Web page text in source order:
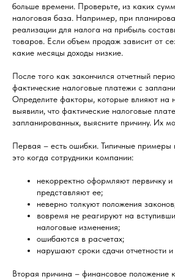
больше времени. Проверьте, из каких
налоговая база. Например, при
реализации для налога на прибыль
товаров. Если объем продаж зависит от
какие месяцы доходы низкие.
После того как закончился отчетный
фактические налоговые платежи с
Определите факторы, которые влияют на
выявили, что фактические налоговые
запланированных, выясните причину. Их
Первая – есть ошибки. Типичные примеры
это когда сотрудники компании:
некорректно оформляют первичку
представляют ее;
неверно толкуют положения
вовремя не реагируют на
налоговые изменения;
ошибаются в расчетах;
нарушают сроки сдачи отчетности
Вторая причина – финансовое положение